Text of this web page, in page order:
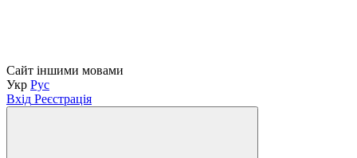
Сайт іншими мовами
Укр Рус
Вхід Реєстрація